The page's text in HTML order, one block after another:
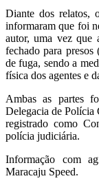
Diante dos relatos,
informaram que foi
autor, uma vez que
fechado para
de fuga, sendo a
física dos agentes e
Ambas as partes
Delegacia de
registrado como
polícia judiciária.
Informação com
Maracaju Speed.